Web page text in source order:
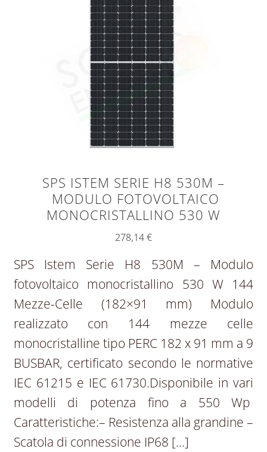
SPS ISTEM SERIE H8 530M –
MODULO FOTOVOLTAICO
MONOCRISTALLINO 530 W
278,14€
SPS Istem Serie H8 530M – Modulo
fotovoltaico monocristallino 530 W 144
Mezze-Celle (182×91 mm) Modulo
realizzato con 144 mezze celle
monocristalline tipo PERC 182 x 91 mm a 9
BUSBAR, certificato secondo le normative
IEC 61215 e IEC 61730.Disponibile in vari
modelli di potenza fino a 550 Wp
Caratteristiche:– Resistenza alla grandine –
Scatola di connessione IP68 […]